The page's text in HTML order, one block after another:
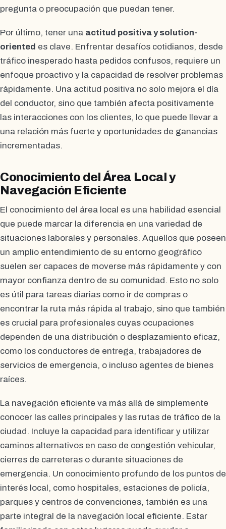
pregunta o preocupación que puedan tener.
Por último, tener una actitud positiva y solution-
oriented es clave. Enfrentar desafíos cotidianos, desde
tráfico inesperado hasta pedidos confusos, requiere un
enfoque proactivo y la capacidad de resolver problemas
rápidamente. Una actitud positiva no solo mejora el día
del conductor, sino que también afecta positivamente
las interacciones con los clientes, lo que puede llevar a
una relación más fuerte y oportunidades de ganancias
incrementadas.
Conocimiento del Área Local y
Navegación Eficiente
El conocimiento del área local es una habilidad esencial
que puede marcar la diferencia en una variedad de
situaciones laborales y personales. Aquellos que poseen
un amplio entendimiento de su entorno geográfico
suelen ser capaces de moverse más rápidamente y con
mayor confianza dentro de su comunidad. Esto no solo
es útil para tareas diarias como ir de compras o
encontrar la ruta más rápida al trabajo, sino que también
es crucial para profesionales cuyas ocupaciones
dependen de una distribución o desplazamiento eficaz,
como los conductores de entrega, trabajadores de
servicios de emergencia, o incluso agentes de bienes
raíces.
La navegación eficiente va más allá de simplemente
conocer las calles principales y las rutas de tráfico de la
ciudad. Incluye la capacidad para identificar y utilizar
caminos alternativos en caso de congestión vehicular,
cierres de carreteras o durante situaciones de
emergencia. Un conocimiento profundo de los puntos de
interés local, como hospitales, estaciones de policía,
parques y centros de convenciones, también es una
parte integral de la navegación local eficiente. Estar